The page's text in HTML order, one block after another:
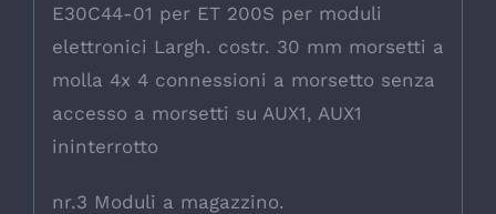
E30C44-01 per ET 200S per moduli
elettronici Largh. costr. 30 mm morsetti a
molla 4x 4 connessioni a morsetto senza
accesso a morsetti su AUX1, AUX1
ininterrotto
nr.3 Moduli a magazzino.